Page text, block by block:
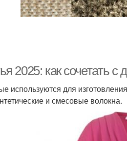
2025: как сочетать с
используются для
и смесовые волокна.